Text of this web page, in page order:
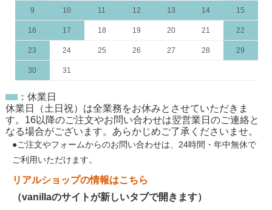
9 10 11 12 13 14 15
16 17 18 19 20 21 22
23 24 25 26 27 28 29
30 31
：休業日
休業日（土日祝）は全業務をお休みとさせていただきま
す。16以降のご注文やお問い合わせは翌営業日のご連絡と
なる場合がございます。あらかじめご了承くださいませ。
●ご注文やフォームからのお問い合わせは、 24時間・年中無休で
ご利用いただけます。
リアルショップの情報はこちら
（vanillaのサイトが新しいタブで開きます）